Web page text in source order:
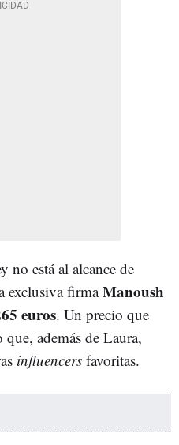
no está al alcance de
exclusiva firmaManoush
euros. Un precio que
además de Laura,
influencers favoritas.